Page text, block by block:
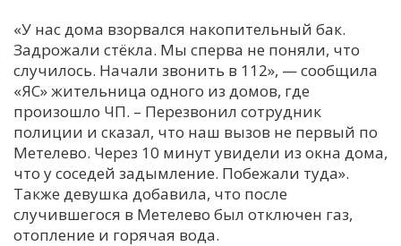
Е
И
К
С
Т
«У нас дома взорвался накопительный бак.
Задрожали стёкла. Мы сперва не поняли, что
случилось. Начали звонить в 112», — сообщила
«ЯС» жительница одного из домов, где
произошло ЧП. – Перезвонил сотрудник
полиции и сказал, что наш вызов не первый по
Метелево. Через 10 минут увидели из окна дома,
что у соседей задымление. Побежали туда».
Также девушка добавила, что после
случившегося в Метелево был отключен газ,
отопление и горячая вода.